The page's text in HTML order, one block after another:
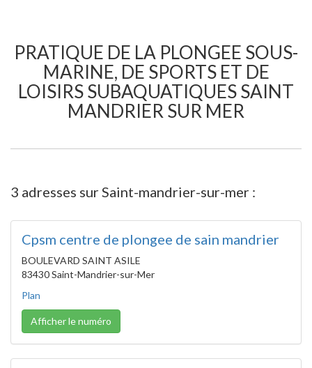
PRATIQUE DE LA PLONGEE SOUS-
MARINE, DE SPORTS ET DE
LOISIRS SUBAQUATIQUES SAINT
MANDRIER SUR MER
3 adresses sur Saint-mandrier-sur-mer :
Cpsm centre de plongee de sain mandrier
BOULEVARD SAINT ASILE
83430 Saint-Mandrier-sur-Mer
Plan
Afficher le numéro